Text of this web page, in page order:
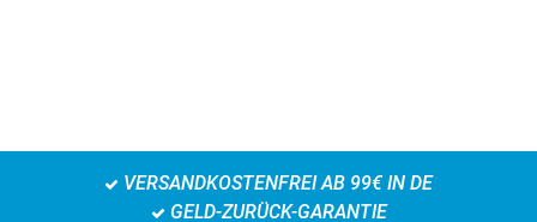
VERSANDKOSTENFREI AB 99€ IN DE
GELD-ZURÜCK-GARANTIE